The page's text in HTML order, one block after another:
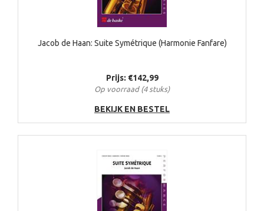
Jacob de Haan: Suite Symétrique (Harmonie Fanfare)
Prijs: €142,99
Op voorraad (4 stuks)
BEKIJK EN BESTEL